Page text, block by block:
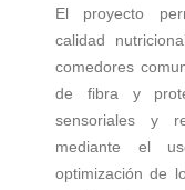
El proyecto
calidad
comedores
de fibra y
sensoriales y
mediante el
optimización de